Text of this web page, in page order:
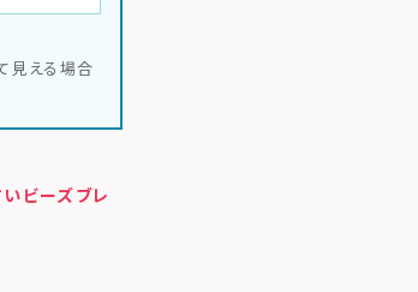
見える場合
ビーズブレ